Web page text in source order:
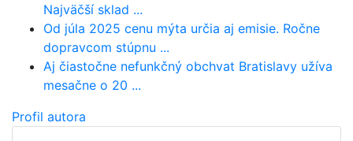
Najväčší sklad ...
Od júla 2025 cenu mýta určia aj emisie. Ročne
dopravcom stúpnu ...
Aj čiastočne nefunkčný obchvat Bratislavy užíva
mesačne o 20 ...
Profil autora